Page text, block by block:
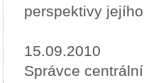
perspektivy
15.09.2010
Správce